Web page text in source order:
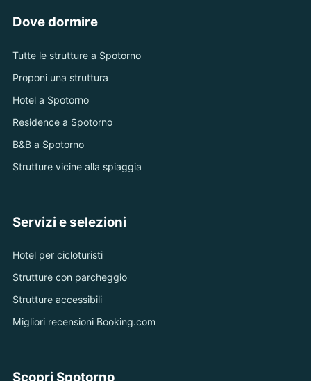
Dove dormire
Tutte le strutture a Spotorno
Proponi una struttura
Hotel a Spotorno
Residence a Spotorno
B&B a Spotorno
Strutture vicine alla spiaggia
Servizi e selezioni
Hotel per cicloturisti
Strutture con parcheggio
Strutture accessibili
Migliori recensioni Booking.com
Scopri Spotorno